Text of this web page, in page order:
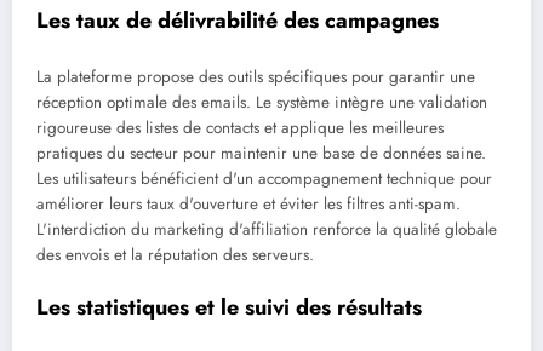
Les taux de délivrabilité des campagnes
La plateforme propose des outils spécifiques pour garantir une
réception optimale des emails. Le système intègre une validation
rigoureuse des listes de contacts et applique les meilleures
pratiques du secteur pour maintenir une base de données saine.
Les utilisateurs bénéficient d'un accompagnement technique pour
améliorer leurs taux d'ouverture et éviter les filtres anti-spam.
L'interdiction du marketing d'affiliation renforce la qualité globale
des envois et la réputation des serveurs.
Les statistiques et le suivi des résultats